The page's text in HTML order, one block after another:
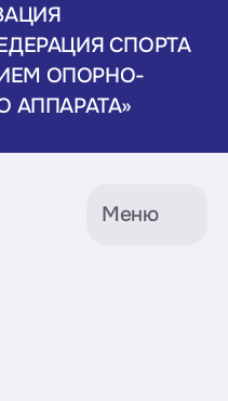
СПОРТА
ОПОРНО-
АППАРАТА»
Меню